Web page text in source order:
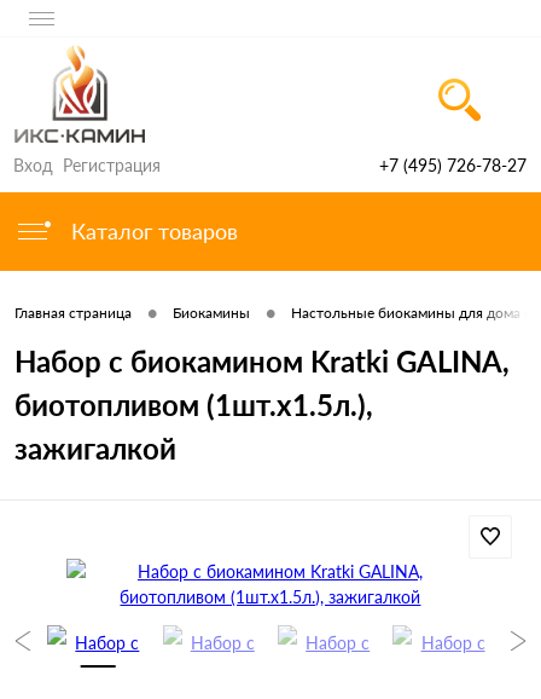
Вход Регистрация +7 (495) 726-78-27
Каталог товаров
Главная страница • Биокамины • Настольные биокамины для дома и
Набор с биокамином Kratki GALINA,
биотопливом (1шт.х1.5л.),
зажигалкой